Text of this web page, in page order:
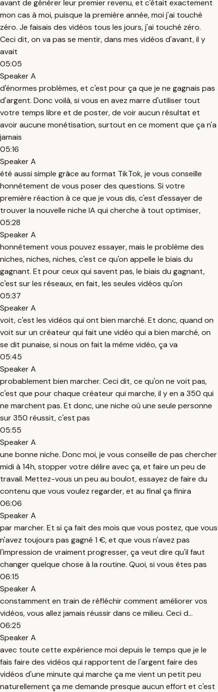
avant de générer leur premier revenu, et c'était exactement
mon cas à moi, puisque la première année, moi j'ai touché
zéro. Je faisais des vidéos tous les jours, j'ai touché zéro.
Ceci dit, on va pas se mentir, dans mes vidéos d'avant, il y
avait
05:05
Speaker A
d'énormes problèmes, et c'est pour ça que je ne gagnais pas
d'argent. Donc voilà, si vous en avez marre d'utiliser tout
votre temps libre et de poster, de voir aucun résultat et
avoir aucune monétisation, surtout en ce moment que ça n'a
jamais
05:16
Speaker A
été aussi simple grâce au format TikTok, je vous conseille
honnêtement de vous poser des questions. Si votre
première réaction à ce que je vous dis, c'est d'essayer de
trouver la nouvelle niche IA qui cherche à tout optimiser,
05:28
Speaker A
honnêtement vous pouvez essayer, mais le problème des
niches, niches, niches, c'est ce qu'on appelle le biais du
gagnant. Et pour ceux qui savent pas, le biais du gagnant,
c'est sur les réseaux, en fait, les seules vidéos qu'on
05:37
Speaker A
voit, c'est les vidéos qui ont bien marché. Et donc, quand on
voit sur un créateur qui fait une vidéo qui a bien marché, on
se dit punaise, si nous on fait la même vidéo, ça va
05:45
Speaker A
probablement bien marcher. Ceci dit, ce qu'on ne voit pas,
c'est que pour chaque créateur qui marche, il y en a 350 qui
ne marchent pas. Et donc, une niche où une seule personne
sur 350 réussit, c'est pas
05:55
Speaker A
une bonne niche. Donc moi, je vous conseille de pas chercher
midi à 14h, stopper votre délire avec ça, et faire un peu de
travail. Mettez-vous un peu au boulot, essayez de faire du
contenu que vous voulez regarder, et au final ça finira
06:06
Speaker A
par marcher. Et si ça fait des mois que vous postez, que vous
n'avez toujours pas gagné 1 €, et que vous n'avez pas
l'impression de vraiment progresser, ça veut dire qu'il faut
changer quelque chose à la routine. Quoi, si vous êtes pas
06:15
Speaker A
constamment en train de réfléchir comment améliorer vos
vidéos, vous allez jamais réussir dans ce milieu. Ceci d...
06:25
Speaker A
avec toute cette expérience moi depuis le temps que je le
fais faire des vidéos qui rapportent de l'argent faire des
vidéos d'une minute qui marche ça me vient un petit peu
naturellement ça me demande presque aucun effort et c'est